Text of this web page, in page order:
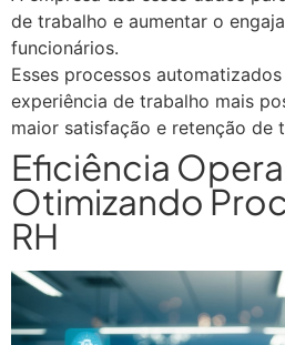
de trabalho e aumentar o
funcionários.
Esses processos
experiência de trabalho mais
maior satisfação e retenção de
Eficiência
Otimizando
RH